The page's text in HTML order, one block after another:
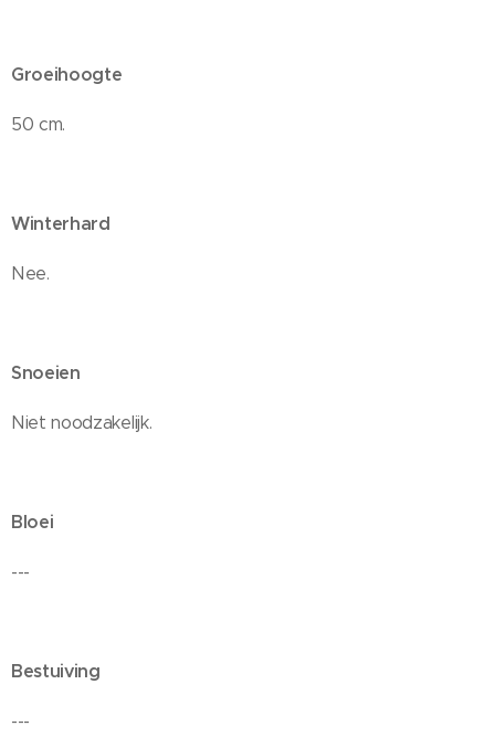
Groeihoogte
50 cm.
Winterhard
Nee.
Snoeien
Niet noodzakelijk.
Bloei
---
Bestuiving
---